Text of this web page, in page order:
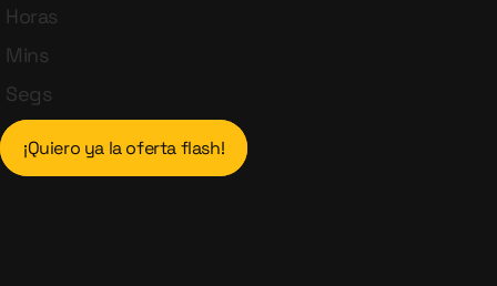
Horas
Mins
Segs
¡Quiero ya la oferta flash!​